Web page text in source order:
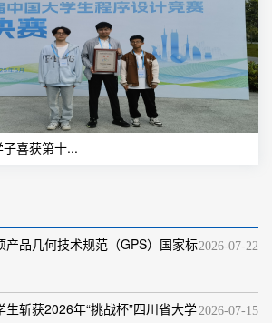
喜获第十...
2026-07-22
产品几何技术规范（GPS）国家标
2026-07-15
斩获2026年“挑战杯”四川省大学